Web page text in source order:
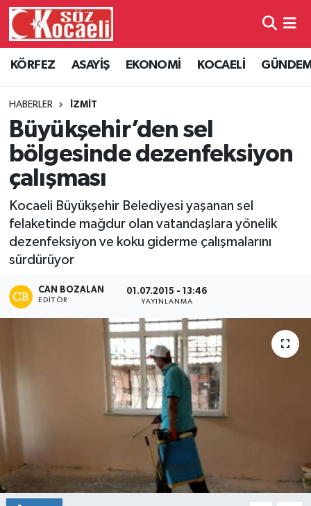
KÖRFEZ ASAYİŞ EKONOMİ KOCAELİ
HABERLER İZMİT
Büyükşehir’den sel
bölgesinde dezenfeksiyon
çalışması
Kocaeli Büyükşehir Belediyesi yaşanan sel
felaketinde mağdur olan vatandaşlara yönelik
dezenfeksiyon ve koku giderme çalışmalarını
sürdürüyor
CAN BOZALAN
EDITÖR
01.07.2015 - 13:46
YAYINLANMA
Kocaeli Hava Durumu
Kocaeli Namaz Vakitleri
Kocaeli Trafik Yoğunluk Haritası
Tüm Manşetler
Son Dakika Haberleri
Haber Arşivi